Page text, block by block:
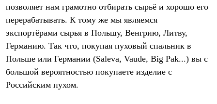
позволяет нам грамотно отбирать сырьё и хорошо его
перерабатывать. К тому же мы являемся
экспортёрами сырья в Польшу, Венгрию, Литву,
Германию. Так что, покупая пуховый спальник в
Польше или Германии (Saleva, Vaude, Big Pak...) вы с
большой вероятностью покупаете изделие с
Российским пухом.